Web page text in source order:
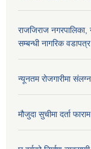
राजजिराज नगरपालिका,
सम्बन्धी नागरिक वडापत्र
न्यूनतम रोजगारीमा
मौजुदा सुचीमा दर्ता फाराम